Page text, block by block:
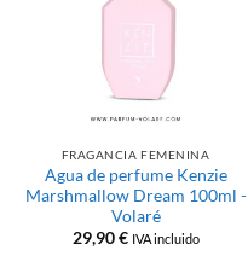
FRAGANCIA FEMENINA
Agua de perfume Kenzie
Marshmallow Dream 100ml -
Volaré
29,90€ IVA incluido